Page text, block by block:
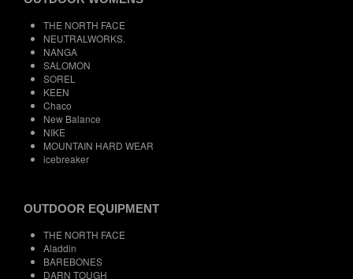
THE NORTH FACE
NEUTRALWORKS.
NANGA
SALOMON
SOREL
KEEN
Chaco
New Balance
NIKE
MOUNTAIN HARD WEAR
icebreaker
OUTDOOR EQUIPMENT
THE NORTH FACE
Aladdin
BAREBONES
DARN TOUGH